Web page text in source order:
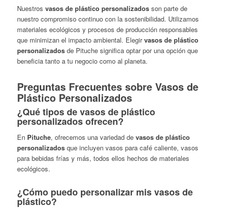
Nuestros vasos de plástico personalizadosson parte de
nuestro compromiso continuo con la sostenibilidad. Utilizamos
materiales ecológicos y procesos de producción responsables
que minimizan el impacto ambiental. Elegirvasos de plástico
personalizadosde Pituche significa optar por una opción que
beneficia tanto a tu negocio como al planeta.
Preguntas Frecuentes sobre Vasos de
Plástico Personalizados
¿Qué tipos de vasos de plástico
personalizados ofrecen?
En Pituche, ofrecemos una variedad de vasos de plástico
personalizadosque incluyen vasos para café caliente, vasos
para bebidas frías y más, todos ellos hechos de materiales
ecológicos.
¿Cómo puedo personalizar mis vasos de
plástico?